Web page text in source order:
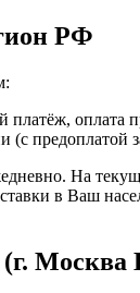
РФ
платёж, оплата
предоплатой
На
в Ваш
(г.